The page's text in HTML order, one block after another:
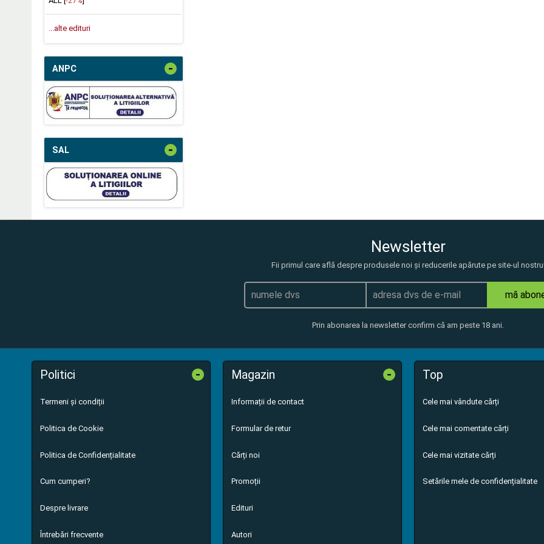
...alte edituri
ANPC -
SAL -
Newsletter
Fii primul care află despre produsele noi și reducerile apărute pe site-ul
mă
Prin abonarea la newsletter confirm că am peste 18 ani.
Politici -
Termeni și condiții
Politica de Cookie
Politica de Confidențialitate
Cum cumperi?
Despre livrare
Întrebări frecvente
Magazin -
Informații de contact
Formular de retur
Cărți noi
Promoții
Edituri
Autori
Top
Cele mai vândute cărți
Cele mai comentate cărți
Cele mai vizitate cărți
Setările mele de confidențialitate